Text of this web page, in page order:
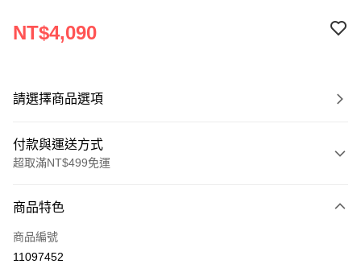
NT$4,090
請選擇商品選項
付款與運送方式
超取滿NT$499免運
信用卡一次付款
超商取貨付款
商品特色
商品編號
11097452